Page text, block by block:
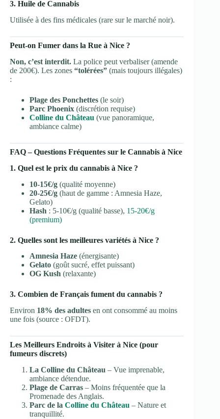
3. Huile de Cannabis
Utilisée à des fins médicales (rare sur le marché noir).
Peut-on Fumer dans la Rue à Nice ?
Non, c’est interdit. La police peut verbaliser (amende
de 200€). Les zones “tolérées” (mais toujours illégales)
:
Plage des Ponchettes (le soir)
Parc Phoenix (discrétion requise)
Colline du Château (vue panoramique,
ambiance calme)
FAQ – Questions Fréquentes sur le Cannabis à Nice
1. Quel est le prix du cannabis à Nice ?
10-15€/g (qualité moyenne)
20-25€/g (haut de gamme : Amnesia Haze,
Gelato)
Hash : 5-10€/g (qualité basse), 15-20€/g
(premium)
2. Quelles sont les meilleures variétés à Nice ?
Amnesia Haze (énergisante)
Gelato (goût sucré, effet puissant)
OG Kush (relaxante)
3. Combien de Français fument du cannabis ?
Environ 18% des adultes en ont consommé au moins
une fois (source : OFDT).
Les Meilleurs Endroits à Visiter à Nice (pour
fumeurs discrets)
La Colline du Château – Vue imprenable,
ambiance détendue.
Plage de Carras – Moins fréquentée que la
Promenade des Anglais.
Parc de la Colline du Château – Nature et
tranquillité.